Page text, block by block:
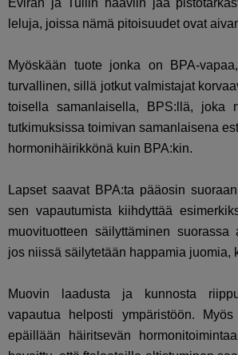
leluja, joissa nämä pitoisuudet ovat
Myöskään tuote jonka on BPA-
turvallinen, sillä jotkut valmistajat
toisella samanlaisella, BPS:llä, joka
tutkimuksissa toimivan samanlaisena
hormonihäirikkönä kuin BPA:kin.
Lapset saavat BPA:ta pääosin
sen vapautumista kiihdyttää
muovituotteen säilyttäminen suorassa
jos niissä säilytetään happamia juomia,
Muovin laadusta ja kunnosta
vapautua helposti ympäristöön.
epäillään häiritsevän